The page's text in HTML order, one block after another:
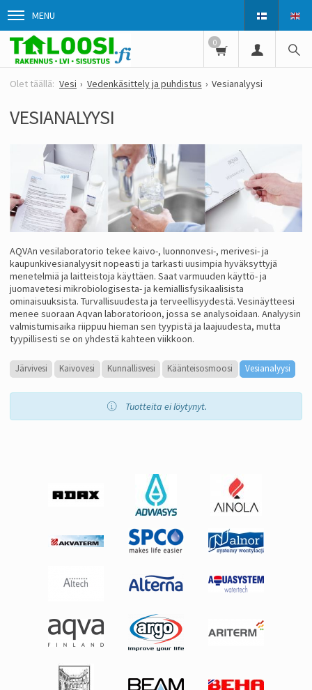
MENU
0
Vesi Vedenkäsittely ja puhdistus Vesianalyysi
VESIANALYYSI
AQVAn vesilaboratorio tekee kaivo-, luonnonvesi-, merivesi- ja
kaupunkivesianalyysit nopeasti ja tarkasti uusimpia hyväksyttyjä
menetelmiä ja laitteistoja käyttäen. Saat varmuuden käyttö- ja
juomavetesi mikrobiologisesta- ja kemiallisfysikaalisista
ominaisuuksista. Turvallisuudesta ja terveellisyydestä. Vesinäytteesi
menee suoraan Aqvan laboratorioon, jossa se analysoidaan. Analyysin
valmistumisaika riippuu hieman sen tyypistä ja laajuudesta, mutta
tyypillisesti se on yhdestä kahteen viikkoon.
Järvivesi Kaivovesi Kunnallisvesi Käänteisosmoosi Vesianalyysi
Tuotteita ei löytynyt.